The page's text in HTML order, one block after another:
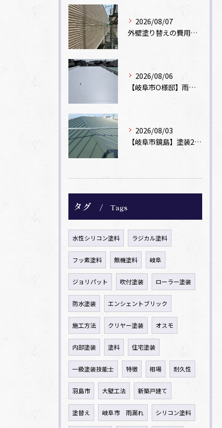
2026/08/07
外壁塗り替えの費用相場は？坪数別の価格目安と安く抑えるコツ【一級塗装士解説】
2026/08/06
【岐阜市O様邸】雨漏りを解消！塩ビシート機械固定工法による屋根防水工事
2026/08/03
【岐阜市鏡島】塗装2回のカラーベスト屋根をカバー工法でガルバリウム鋼板に改修！
タグ Tags
水性シリコン塗料 ラジカル塗料
フッ素塗料 無機塗料 岐阜
ジョリパット 吹付塗装 ローラー塗装
防水塗装 エンシェントブリック
施工方法 クリヤー塗装 オスモ
内部塗装 塗料 住宅塗装
一級塗装技能士 特徴 相場 耐久性
羽島市 大壁工法 新築戸建て
塗替え 岐阜市 雨漏れ シリコン塗料